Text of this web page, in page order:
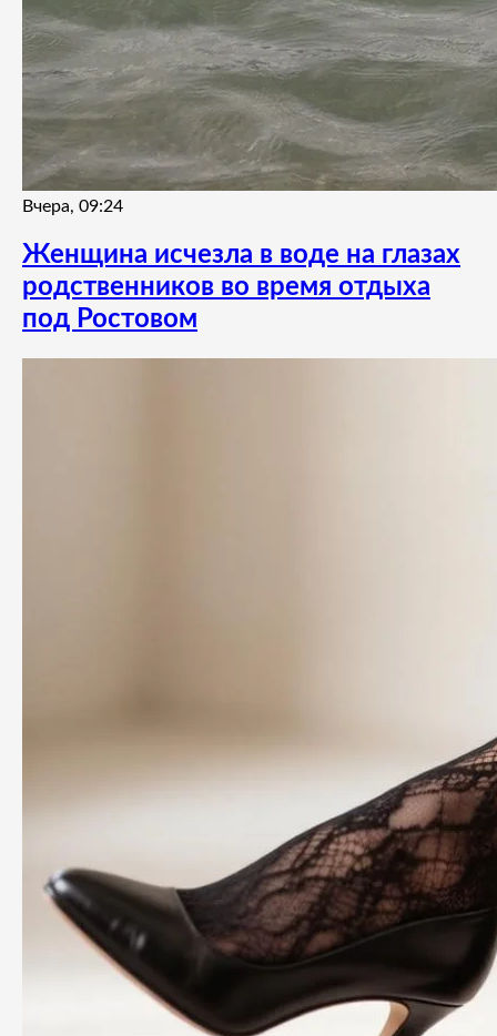
Вчера, 09:24
Женщина исчезла в воде на глазах
родственников во время отдыха
под Ростовом